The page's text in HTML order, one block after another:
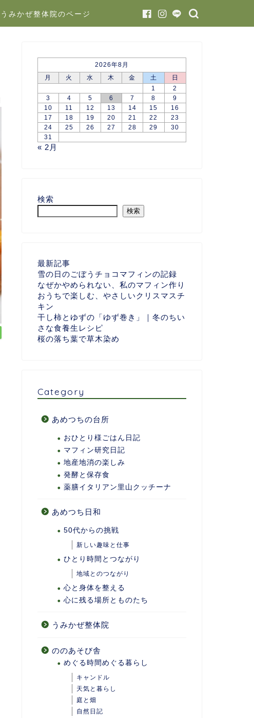
うみかぜ整体院のページ
2026年8月
月
火 水 木 金 土
日
1
2
3
4 5 6 7 8
9
10
11 12 13 14 15
16
17
18 19 20 21 22
23
24
25 26 27 28 29
30
31
« 2月
検索
検索
最新記事
雪の日のごぼうチョコマフィンの記録
なぜかやめられない、私のマフィン作り
おうちで楽しむ、やさしいクリスマスチ
キン
干し柿とゆずの「ゆず巻き」｜冬のちい
さな食養生レシピ
桜の落ち葉で草木染め
Category
あめつちの台所
おひとり様ごはん日記
マフィン研究日記
地産地消の楽しみ
発酵と保存食
薬膳イタリアン里山クッチーナ
あめつち日和
50代からの挑戦
新しい趣味と仕事
ひとり時間とつながり
地域とのつながり
心と身体を整える
心に残る場所とものたち
うみかぜ整体院
ののあそび舎
めぐる時間めぐる暮らし
キャンドル
天気と暮らし
庭と畑
自然日記